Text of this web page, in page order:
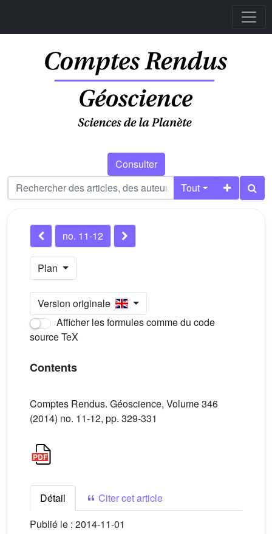
Consulter
Tout
no. 11-12
Plan
Version originale
Afficher les formules comme du code
source TeX
Contents
Comptes Rendus. Géoscience, Volume 346
(2014) no. 11-12, pp. 329-331
Détail
Citer cet article
Publié le : 2014-11-01